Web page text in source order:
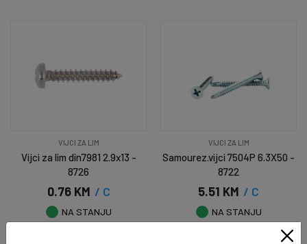
VIJCI ZA LIM
Vijci za lim din7981 2.9x13 -
8726
0.76 KM / C
NA STANJU
VIJCI ZA LIM
Samourez.vijci 7504P 6.3X50 -
8722
5.51 KM / C
NA STANJU